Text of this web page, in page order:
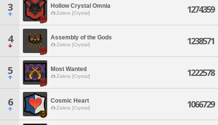
3 Hollow Crystal Omnia
Zalera [Crystal] 1274359
4 Assembly of the Gods
Zalera [Crystal] 1238571
5 Most Wanted
Zalera [Crystal] 1222578
6 Cosmic Heart
Zalera [Crystal] 1066729